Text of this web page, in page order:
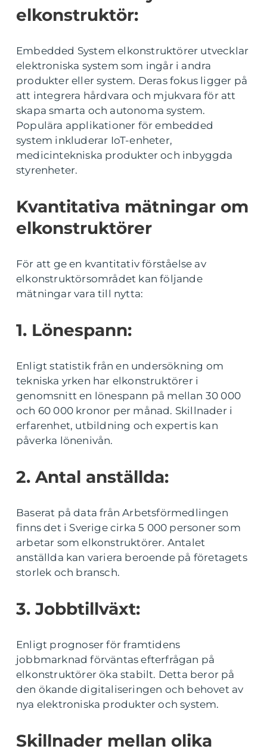
elkonstruktör:
Embedded System elkonstruktörer utvecklar
elektroniska system som ingår i andra
produkter eller system. Deras fokus ligger på
att integrera hårdvara och mjukvara för att
skapa smarta och autonoma system.
Populära applikationer för embedded
system inkluderar IoT-enheter,
medicintekniska produkter och inbyggda
styrenheter.
Kvantitativa mätningar om
elkonstruktörer
För att ge en kvantitativ förståelse av
elkonstruktörsområdet kan följande
mätningar vara till nytta:
1. Lönespann:
Enligt statistik från en undersökning om
tekniska yrken har elkonstruktörer i
genomsnitt en lönespann på mellan 30 000
och 60 000 kronor per månad. Skillnader i
erfarenhet, utbildning och expertis kan
påverka lönenivån.
2. Antal anställda:
Baserat på data från Arbetsförmedlingen
finns det i Sverige cirka 5 000 personer som
arbetar som elkonstruktörer. Antalet
anställda kan variera beroende på företagets
storlek och bransch.
3. Jobbtillväxt:
Enligt prognoser för framtidens
jobbmarknad förväntas efterfrågan på
elkonstruktörer öka stabilt. Detta beror på
den ökande digitaliseringen och behovet av
nya elektroniska produkter och system.
Skillnader mellan olika